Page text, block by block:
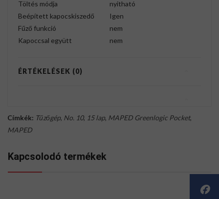
Töltés módja
nyitható
Beépített kapocskiszedő
Igen
Fűző funkció
nem
Kapoccsal együtt
nem
ÉRTÉKELÉSEK (0)
Címkék: Tűzőgép, No. 10, 15 lap, MAPED Greenlogic Pocket,
MAPED
Kapcsolodó termékek